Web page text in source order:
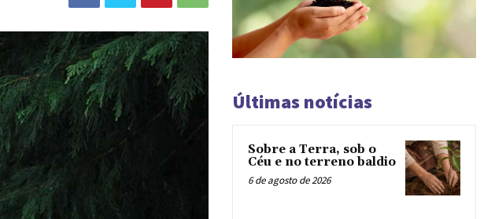
Últimas notícias
Sobre a Terra, sob o
Céu e no terreno baldio
6 de agosto de 2026